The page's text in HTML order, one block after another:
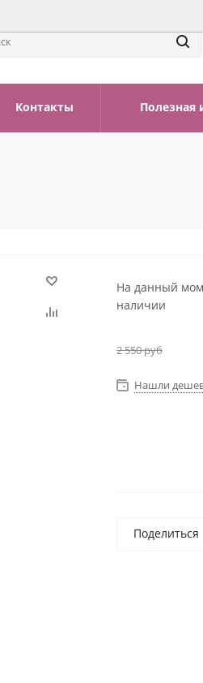
Контакты
На данный
наличии
2 550руб
Нашли
Поделиться